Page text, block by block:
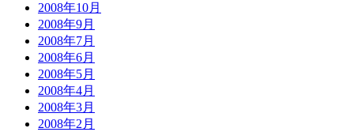
2008年10月
2008年9月
2008年7月
2008年6月
2008年5月
2008年4月
2008年3月
2008年2月